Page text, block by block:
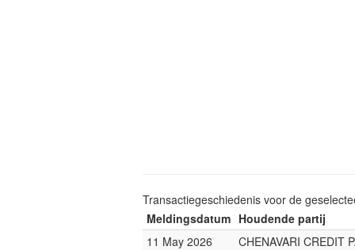
Transactiegeschiedenis voor de
Meldingsdatum Houdende partij
11 May 2026
CHENAVARI CREDIT